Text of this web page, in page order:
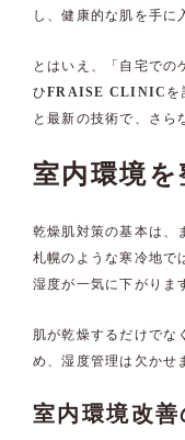
し、健康的な肌を手に
とはいえ、「自宅での
ひFRAISE CLINIC を
と最新の技術で、さら
室内環境
乾燥肌対策の基本は、
札幌のような寒冷地で
湿度が一気に下がりま
肌が乾燥するだけでな
め、湿度管理は欠かせ
室内環境改善